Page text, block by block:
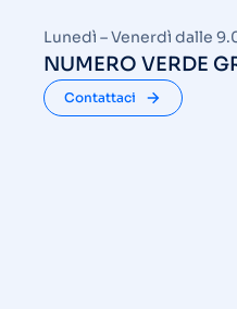
Lunedì – Venerdì dalle
NUMERO VERDE
Contattaci